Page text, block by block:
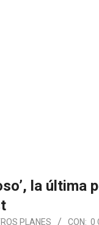
la última
PLANES CON: 0